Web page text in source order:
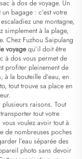
à dos de voyage. Un
bagage : c’est votre
une montagne,
simplement à la plage,
Chez Fuzhou Saipulang
voyagequ’il doit être
à dos vous permet de
profiter pleinement de
à la bouteille d’eau, en
tout trouve sa place en
raisons. Tout
tout votre
voulez avoir tout à
de nombreuses poches
l’eau séparée des
photo sans devoir